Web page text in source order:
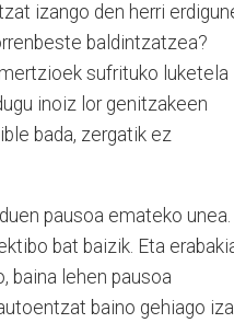
izango den herri
baldintzatzea?
sufrituko luketela
inoiz lor genitzakeen
bada, zergatik ez
pausoa emateko unea.
bat baizik. Eta
baina lehen pausoa
baino gehiago